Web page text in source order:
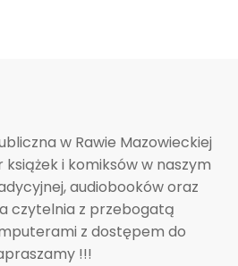
w Rawie Mazowieckiej
i komiksów w naszym
audiobooków oraz
czytelnia z przebogatą
z dostępem do
!!!